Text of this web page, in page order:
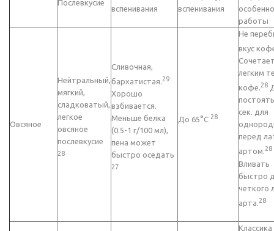
Послевкусие
вспенивания
вспенивания
работы
Овсяное
Нейтральный,
мягкий,
сладковатый,
легкое
овсяное
послевкусие
28
Сливочная,
бархатистая.29
Хорошо
взбивается.
Меньше белка
(0.5-1 г/100 мл),
пена может
быстро оседать
27
До 65°C 28
Не
вкус
легким
кофе.28
сек. для
перед
артом.28
Вливать
быстро
четкого
арта.28